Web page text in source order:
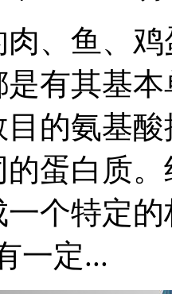
、鱼、
是有其基
的氨基
蛋白质
个特定
一定...